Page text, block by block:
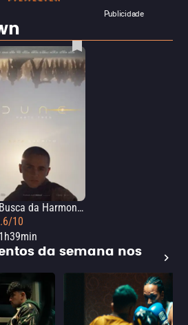
Publicidade
Em Busca da Harmonia: A Visão do Rei
10
1h39min
da semana nos